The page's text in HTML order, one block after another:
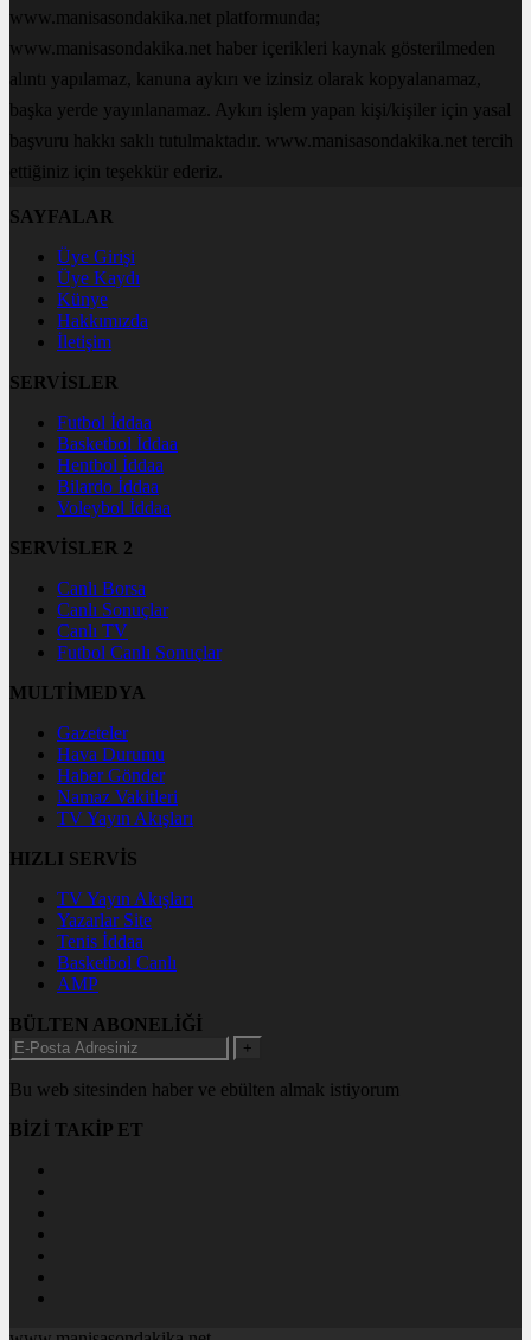
www.manisasondakika.net platformunda;
www.manisasondakika.net haber içerikleri kaynak gösterilmeden
alıntı yapılamaz, kanuna aykırı ve izinsiz olarak kopyalanamaz,
başka yerde yayınlanamaz. Aykırı işlem yapan kişi/kişiler için yasal
başvuru hakkı saklı tutulmaktadır. www.manisasondakika.net tercih
ettiğiniz için teşekkür ederiz.
SAYFALAR
Üye Girişi
Üye Kaydı
Künye
Hakkımızda
İletişim
SERVİSLER
Futbol İddaa
Basketbol İddaa
Hentbol İddaa
Bilardo İddaa
Voleybol İddaa
SERVİSLER 2
Canlı Borsa
Canlı Sonuçlar
Canlı TV
Futbol Canlı Sonuçlar
MULTİMEDYA
Gazeteler
Hava Durumu
Haber Gönder
Namaz Vakitleri
TV Yayın Akışları
HIZLI SERVİS
TV Yayın Akışları
Yazarlar Site
Tenis İddaa
Basketbol Canlı
AMP
BÜLTEN ABONELİĞİ
+
Bu web sitesinden haber ve ebülten almak istiyorum
BİZİ TAKİP ET